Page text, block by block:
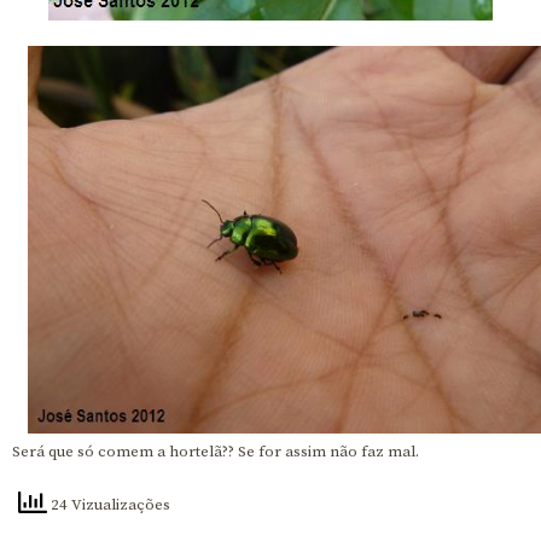
Será que só comem a hortelã?? Se for assim não faz mal.
24 Vizualizações